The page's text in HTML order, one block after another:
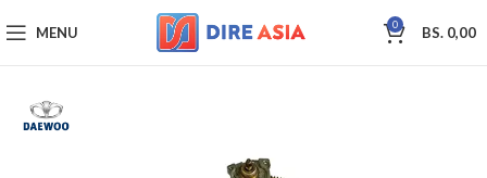
MENU 0 BS. 0,00